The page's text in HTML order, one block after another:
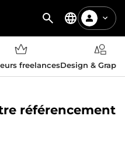
freelancesDesign &
référencement